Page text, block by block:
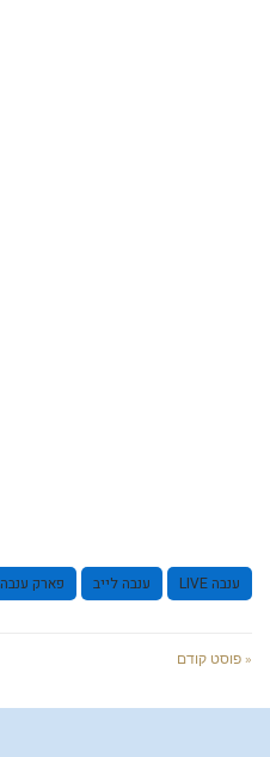
ענבה LIVE ענבה לייב פארק ענבה
« פוסט קודם